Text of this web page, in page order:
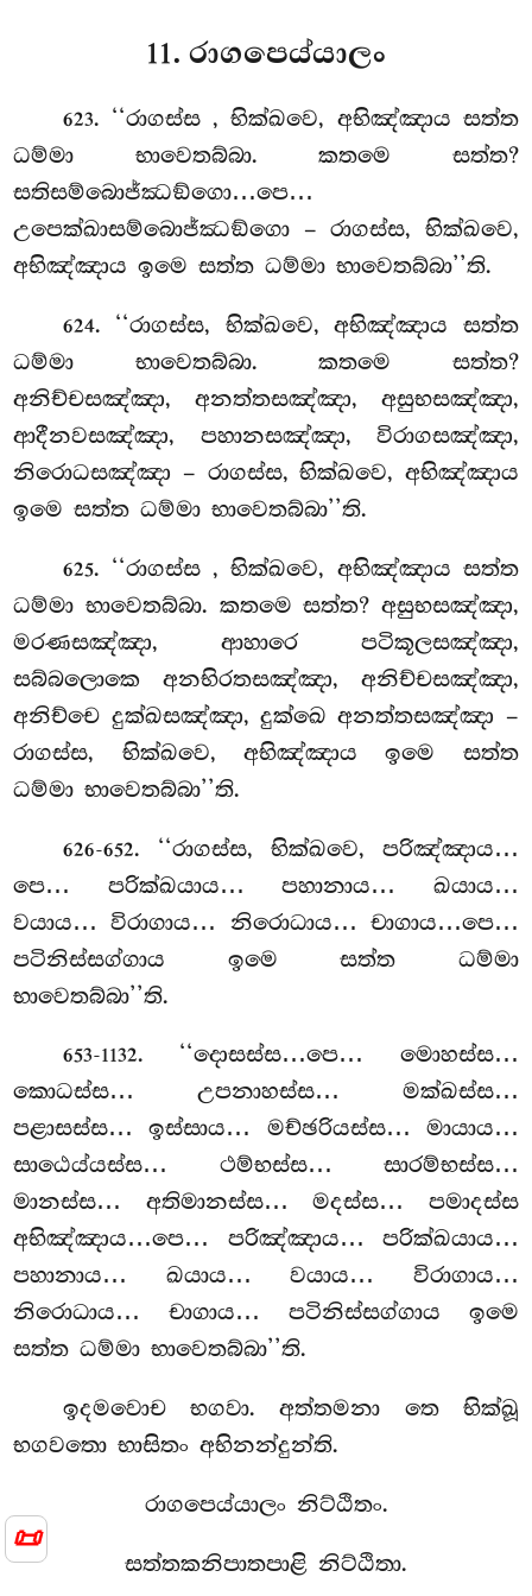
📜
11. රාගපෙය්යාලං
623. ‘‘රාගස්ස, භික්ඛවෙ, අභිඤ්ඤාය සත්ත
ධම්මා භාවෙතබ්බා. කතමෙ සත්ත?
සතිසම්බොජ්ඣඞ්ගො…පෙ…
උපෙක්ඛාසම්බොජ්ඣඞ්ගො – රාගස්ස, භික්ඛවෙ,
අභිඤ්ඤාය ඉමෙ සත්ත ධම්මා භාවෙතබ්බා’’ති.
624. ‘‘රාගස්ස, භික්ඛවෙ, අභිඤ්ඤාය සත්ත
ධම්මා භාවෙතබ්බා. කතමෙ සත්ත?
අනිච්චසඤ්ඤා, අනත්තසඤ්ඤා, අසුභසඤ්ඤා,
ආදීනවසඤ්ඤා, පහානසඤ්ඤා, විරාගසඤ්ඤා,
නිරොධසඤ්ඤා – රාගස්ස, භික්ඛවෙ, අභිඤ්ඤාය
ඉමෙ සත්ත ධම්මා භාවෙතබ්බා’’ති.
625. ‘‘රාගස්ස, භික්ඛවෙ, අභිඤ්ඤාය සත්ත
ධම්මා භාවෙතබ්බා. කතමෙ සත්ත? අසුභසඤ්ඤා,
මරණසඤ්ඤා, ආහාරෙ පටිකූලසඤ්ඤා,
සබ්බලොකෙ අනභිරතසඤ්ඤා, අනිච්චසඤ්ඤා,
අනිච්චෙ දුක්ඛසඤ්ඤා, දුක්ඛෙ අනත්තසඤ්ඤා –
රාගස්ස, භික්ඛවෙ, අභිඤ්ඤාය ඉමෙ සත්ත
ධම්මා භාවෙතබ්බා’’ති.
626-652. ‘‘රාගස්ස, භික්ඛවෙ, පරිඤ්ඤාය…
පෙ… පරික්ඛයාය… පහානාය… ඛයාය…
වයාය… විරාගාය… නිරොධාය… චාගාය…පෙ…
පටිනිස්සග්ගාය ඉමෙ සත්ත ධම්මා
භාවෙතබ්බා’’ති.
653-1132. ‘‘දොසස්ස…පෙ… මොහස්ස…
කොධස්ස… උපනාහස්ස… මක්ඛස්ස…
පළාසස්ස… ඉස්සාය… මච්ඡරියස්ස… මායාය…
සාඨෙය්යස්ස… ථම්භස්ස… සාරම්භස්ස…
මානස්ස… අතිමානස්ස… මදස්ස… පමාදස්ස
අභිඤ්ඤාය…පෙ… පරිඤ්ඤාය… පරික්ඛයාය…
පහානාය… ඛයාය… වයාය… විරාගාය…
නිරොධාය… චාගාය… පටිනිස්සග්ගාය ඉමෙ
සත්ත ධම්මා භාවෙතබ්බා’’ති.
ඉදමවොචභගවා. අත්තමනා තෙ භික්ඛූ
භගවතො භාසිතං අභිනන්දුන්ති.
රාගපෙය්යාලං නිට්ඨිතං.
සත්තකනිපාතපාළි නිට්ඨිතා.